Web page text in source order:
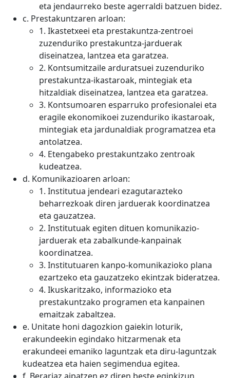
eta jendaurreko beste agerraldi batzuen bidez.
c. Prestakuntzaren arloan:
1. Ikastetxeei eta prestakuntza-zentroei
zuzenduriko prestakuntza-jarduerak
diseinatzea, lantzea eta garatzea.
2. Kontsumitzaile arduratsuei zuzenduriko
prestakuntza-ikastaroak, mintegiak eta
hitzaldiak diseinatzea, lantzea eta garatzea.
3. Kontsumoaren esparruko profesionalei eta
eragile ekonomikoei zuzenduriko ikastaroak,
mintegiak eta jardunaldiak programatzea eta
antolatzea.
4. Etengabeko prestakuntzako zentroak
kudeatzea.
d. Komunikazioaren arloan:
1. Institutua jendeari ezagutarazteko
beharrezkoak diren jarduerak koordinatzea
eta gauzatzea.
2. Institutuak egiten dituen komunikazio-
jarduerak eta zabalkunde-kanpainak
koordinatzea.
3. Institutuaren kanpo-komunikazioko plana
ezartzeko eta gauzatzeko ekintzak bideratzea.
4. Ikuskaritzako, informazioko eta
prestakuntzako programen eta kanpainen
emaitzak zabaltzea.
e. Unitate honi dagozkion gaiekin loturik,
erakundeekin egindako hitzarmenak eta
erakundeei emaniko laguntzak eta diru-laguntzak
kudeatzea eta haien segimendua egitea.